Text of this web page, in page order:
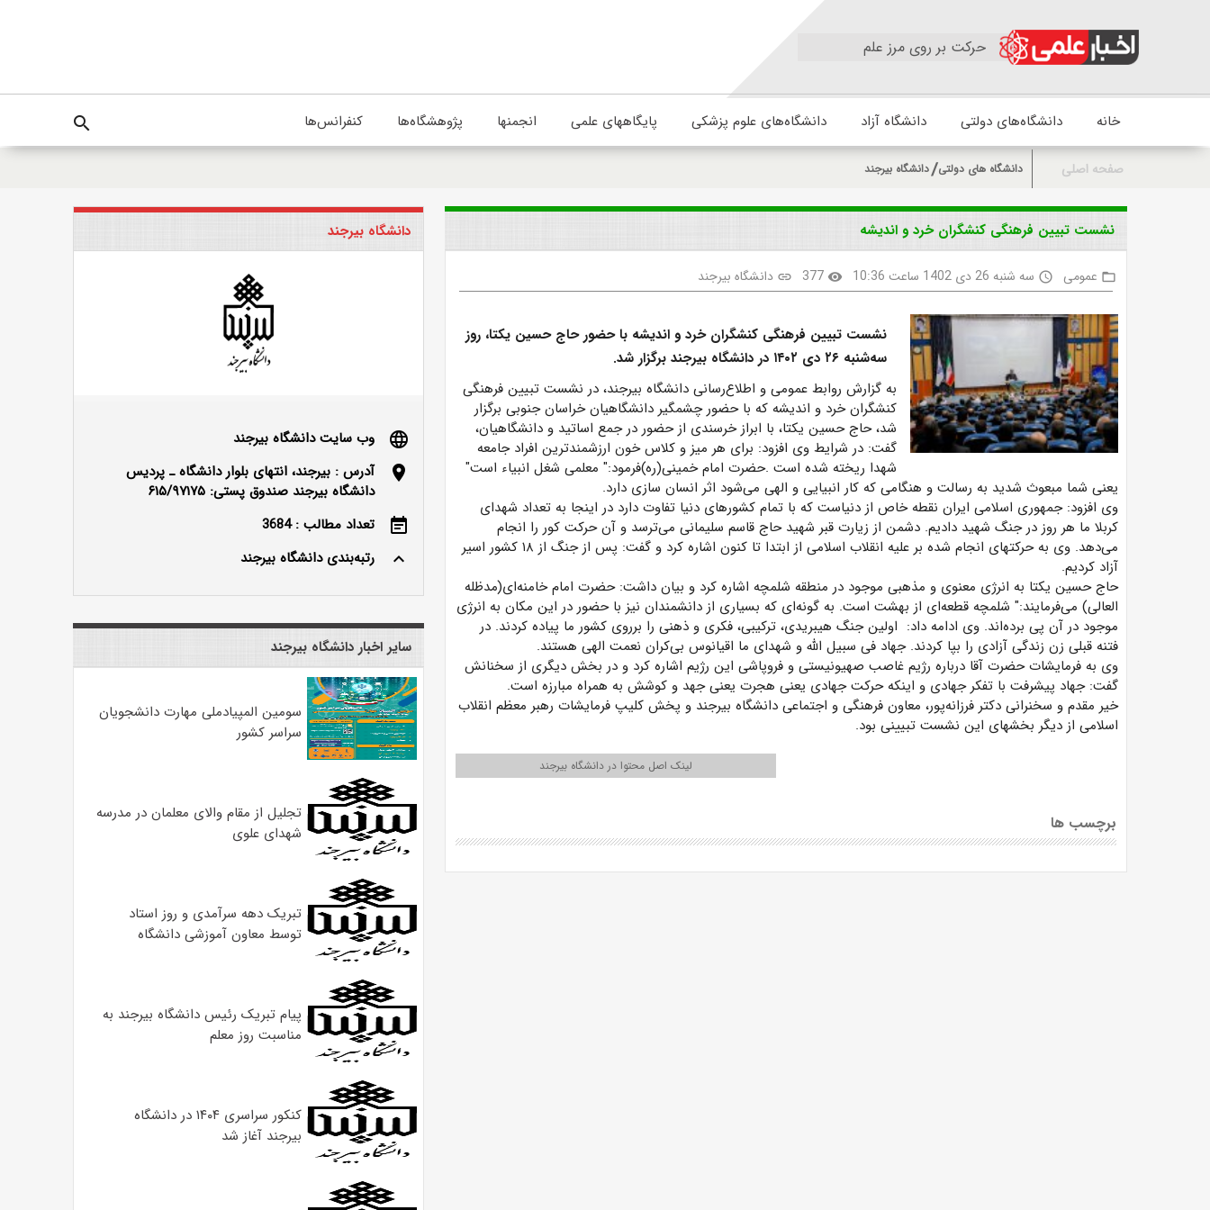
حرکت بر روی مرز علم
خانه دانشگاه‌های دولتی دانشگاه آزاد دانشگاه‌های علوم پزشکی پایگاههای علمی انجمنها پژوهشگاه‌ها کنفرانس‌ها search
صفحه اصلی دانشگاه های دولتی دانشگاه بیرجند
نشست تبیین فرهنگی کنشگران خرد و اندیشه
folder_open عمومی access_time سه شنبه 26 دی 1402 ساعت 10:36 visibility
377
link دانشگاه بیرجند
نشست تبیین فرهنگی کنشگران خرد و اندیشه با حضور حاج حسین یکتا، روز
سه‌شنبه ۲۶ دی ۱۴۰۲ در دانشگاه بیرجند برگزار شد.
به گزارش روابط عمومی و اطلاع‌رسانی دانشگاه بیرجند، در نشست تبیین فرهنگی
کنشگران خرد و اندیشه که با حضور چشمگیر دانشگاهیان خراسان جنوبی برگزار
شد، حاج حسین یکتا، با ابراز خرسندی از حضور در جمع اساتید و دانشگاهیان،
گفت: در شرایط وی افزود: برای هر میز و کلاس خون ارزشمندترین افراد جامعه
شهدا ریخته شده است .حضرت امام خمینی(ره)فرمود:" معلمی شغل انبیاء است"
یعنی شما مبعوث شدید به رسالت و هنگامی که کار انبیایی و الهی می‌شود اثر انسان سازی دارد.
وی افزود: جمهوری اسلامی ایران نقطه خاص از دنیاست که با تمام کشورهای دنیا تفاوت دارد در اینجا به تعداد شهدای
کربلا ما هر روز در جنگ شهید دادیم. دشمن از زیارت قبر شهید حاج قاسم سلیمانی می‌ترسد و آن حرکت کور را انجام
می‌دهد. وی به حرکتهای انجام شده بر علیه انقلاب اسلامی از ابتدا تا کنون اشاره کرد و گفت: پس از جنگ از ۱۸ کشور اسیر
آزاد کردیم.
حاج حسین یکتا به انرژی معنوی و مذهبی موجود در منطقه شلمچه اشاره کرد و بیان داشت: حضرت امام خامنه‌ای(مدظله
العالی) می‌فرمایند:" شلمچه قطعه‌ای از بهشت است. به گونه‌ای که بسیاری از دانشمندان نیز با حضور در این مکان به انرژی
موجود در آن پی برده‌اند. وی ادامه داد: اولین جنگ هیبریدی، ترکیبی، فکری و ذهنی را برروی کشور ما پیاده کردند. در
فتنه قبلی زن زندگی آزادی را بپا کردند. جهاد فی سبیل الله و شهدای ما اقیانوس بی‌کران نعمت الهی هستند.
وی به فرمایشات حضرت آقا درباره رژیم غاصب صهیونیستی و فروپاشی این رژیم اشاره کرد و در بخش دیگری از سخنانش
گفت: جهاد پیشرفت با تفکر جهادی و اینکه حرکت جهادی یعنی هجرت یعنی جهد و کوشش به همراه مبارزه است.
خیر مقدم و سخنرانی دکتر فرزانه‌پور، معاون فرهنگی و اجتماعی دانشگاه بیرجند و پخش کلیپ فرمایشات رهبر معظم انقلاب
اسلامی از دیگر بخشهای این نشست تبیینی بود.
لینک اصل محتوا در دانشگاه بیرجند
برچسب ها
دانشگاه بیرجند
language
وب سایت دانشگاه بیرجند
location_on
آدرس : بیرجند، انتهای بلوار دانشگاه ـ پردیس
دانشگاه بیرجند صندوق پستی: ۶۱۵/۹۷۱۷۵
event_note
تعداد مطالب : 3684
keyboard_arrow_up
رتبه‌بندی دانشگاه بیرجند
سایر اخبار دانشگاه بیرجند
سومین المپیادملی مهارت دانشجویان
سراسر کشور
تجلیل از مقام والای معلمان در مدرسه
شهدای علوی
تبریک دهه سرآمدی و روز استاد
توسط معاون آموزشی دانشگاه
پیام تبریک رئیس دانشگاه بیرجند به
مناسبت روز معلم
کنکور سراسری ۱۴۰۴ در دانشگاه
بیرجند آغاز شد